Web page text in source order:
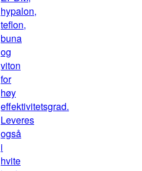
hypalon,
teflon,
buna
og
viton
for
høy
effektivitetsgrad.
Leveres
også
i
hvite